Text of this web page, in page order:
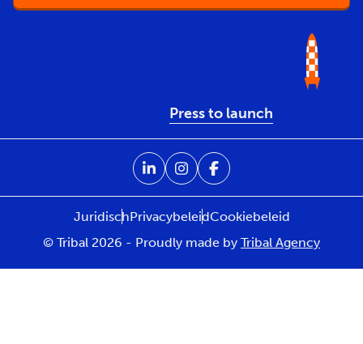
Press to launch
JuridischPrivacybeleidCookiebeleid
© Tribal 2026 - Proudly made by Tribal Agency